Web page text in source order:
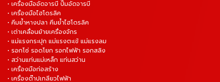
• เครื่องมืออัดจารบี ปั๊มอัดจารบี
• เครื่องมือไฮโดรลิค
• คีมย้ำหางปลา คีมย้ำไฮโดรลิค
• เต่าเคลื่อนย้ายเครื่องจักร
• แม่แรงกระปุก แม่แรงตะเข้ แม่แรงลม
• รอกโซ่ รอดโยก รอกไฟฟ้า รอกสลิง
• สว่านแท่นแม่เหล็ก แท่นสว่าน
• เครื่องมือก่อสร้าง
• เครื่องต๊าปเกลียวไฟฟ้า